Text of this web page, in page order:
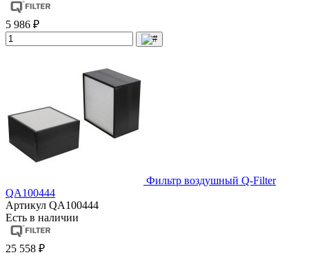
5 986 ₽
Фильтр воздушный Q-Filter
QA100444
Артикул QA100444
Есть в наличии
25 558 ₽